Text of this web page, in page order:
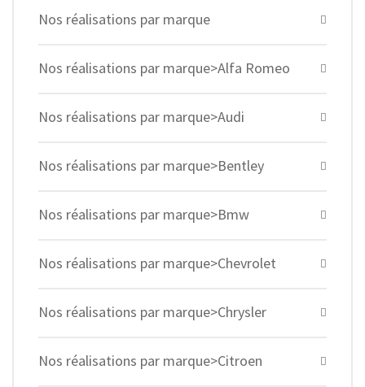
Nos réalisations par marque
Nos réalisations par marque>Alfa Romeo
Nos réalisations par marque>Audi
Nos réalisations par marque>Bentley
Nos réalisations par marque>Bmw
Nos réalisations par marque>Chevrolet
Nos réalisations par marque>Chrysler
Nos réalisations par marque>Citroen